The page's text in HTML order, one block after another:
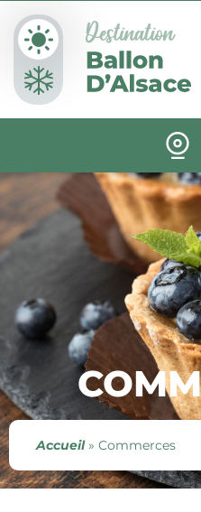
Accueil» Commerces
Panneau de gestion des